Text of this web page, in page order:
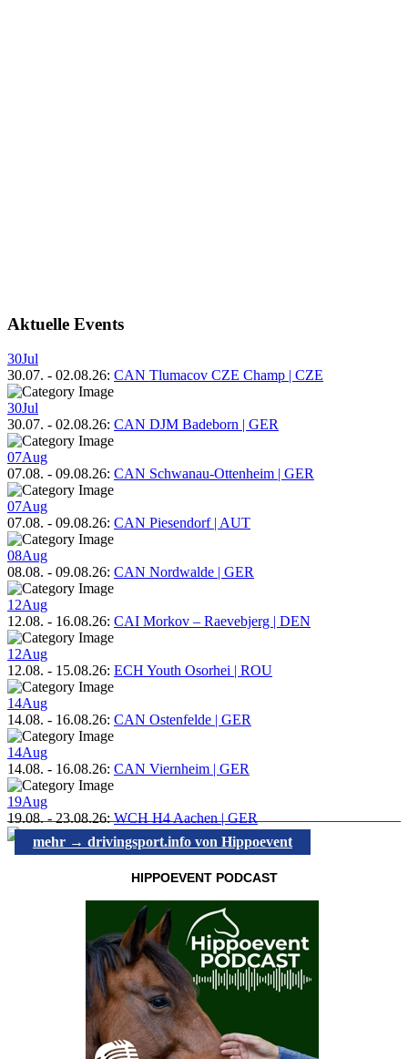
Aktuelle Events
30Jul
30.07. - 02.08.26: CAN Tlumacov CZE Champ | CZE
30Jul
30.07. - 02.08.26: CAN DJM Badeborn | GER
07Aug
07.08. - 09.08.26: CAN Schwanau-Ottenheim | GER
07Aug
07.08. - 09.08.26: CAN Piesendorf | AUT
08Aug
08.08. - 09.08.26: CAN Nordwalde | GER
12Aug
12.08. - 16.08.26: CAI Morkov – Raevebjerg | DEN
12Aug
12.08. - 15.08.26: ECH Youth Osorhei | ROU
14Aug
14.08. - 16.08.26: CAN Ostenfelde | GER
14Aug
14.08. - 16.08.26: CAN Viernheim | GER
19Aug
19.08.-23.08.26:WCH H4 Aachen | GER
mehr → drivingsport.info von Hippoevent
HIPPOEVENT PODCAST